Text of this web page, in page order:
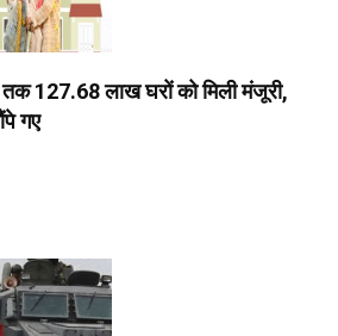
127.68 लाख घरों को मिली मंजूरी,
गए